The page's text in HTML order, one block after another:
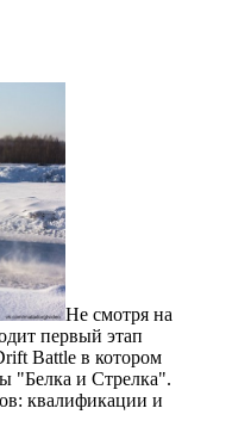
Не смотря на
первый этап
Battle в котором
"Белка и Стрелка".
квалификации и